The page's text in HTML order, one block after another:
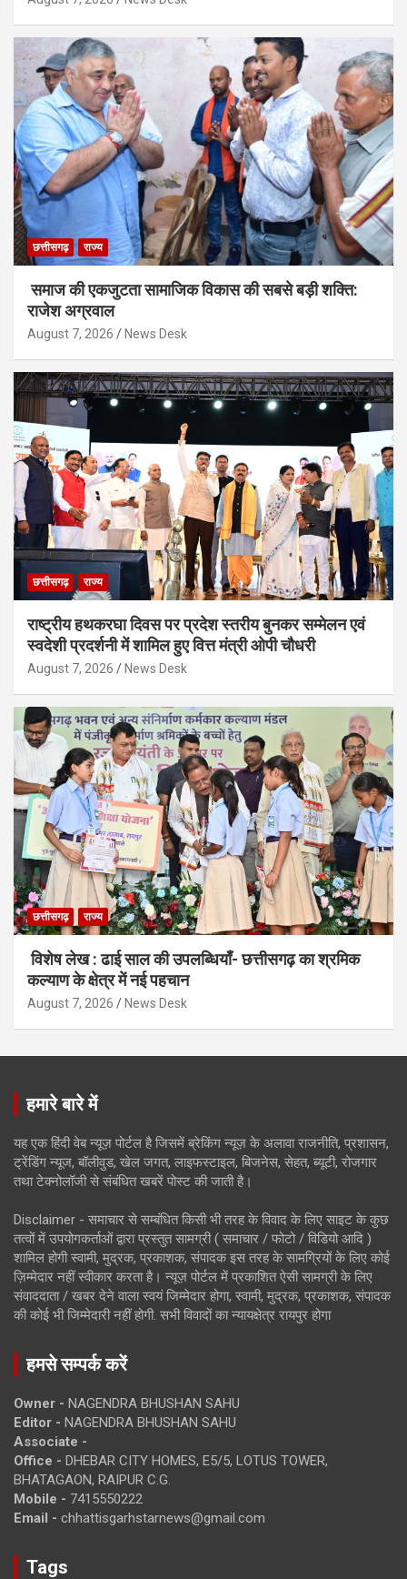
छत्तीसगढ़ राज्य
समाज की एकजुटता सामाजिक विकास की सबसे बड़ी शक्ति:
राजेश अग्रवाल
August 7, 2026 News Desk
छत्तीसगढ़ राज्य
राष्ट्रीय हथकरघा दिवस पर प्रदेश स्तरीय बुनकर सम्मेलन एवं
स्वदेशी प्रदर्शनी में शामिल हुए वित्त मंत्री ओपी चौधरी
August 7, 2026 News Desk
छत्तीसगढ़ राज्य
विशेष लेख : ढाई साल की उपलब्धियाँ- छत्तीसगढ़ का श्रमिक
कल्याण के क्षेत्र में नई पहचान
August 7, 2026 News Desk
हमारे बारे में
यह एक हिंदी वेब न्यूज़ पोर्टल है जिसमें ब्रेकिंग न्यूज़ के अलावा राजनीति, प्रशासन,
ट्रेंडिंग न्यूज, बॉलीवुड, खेल जगत, लाइफस्टाइल, बिजनेस, सेहत, ब्यूटी, रोजगार
तथा टेक्नोलॉजी से संबंधित खबरें पोस्ट की जाती है।
Disclaimer - समाचार से सम्बंधित किसी भी तरह के विवाद के लिए साइट के कुछ
तत्वों में उपयोगकर्ताओं द्वारा प्रस्तुत सामग्री ( समाचार / फोटो / विडियो आदि )
शामिल होगी स्वामी, मुद्रक, प्रकाशक, संपादक इस तरह के सामग्रियों के लिए कोई
ज़िम्मेदार नहीं स्वीकार करता है। न्यूज़ पोर्टल में प्रकाशित ऐसी सामग्री के लिए
संवाददाता / खबर देने वाला स्वयं जिम्मेदार होगा, स्वामी, मुद्रक, प्रकाशक, संपादक
की कोई भी जिम्मेदारी नहीं होगी. सभी विवादों का न्यायक्षेत्र रायपुर होगा
हमसे सम्पर्क करें
Owner - NAGENDRA BHUSHAN SAHU
Editor - NAGENDRA BHUSHAN SAHU
Associate -
Office - DHEBAR CITY HOMES, E5/5, LOTUS TOWER,
BHATAGAON, RAIPUR C.G.
Mobile - 7415550222
Email - chhattisgarhstarnews@gmail.com
Tags